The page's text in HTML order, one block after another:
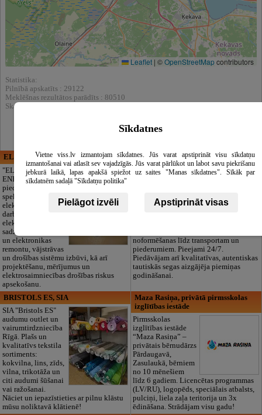
Leaflet | ©OpenStreetMapcontributors
Statistika:
Pilnībā apskatīts : 29122
Meklēšnas rezultātos parādīts : 80510
Skatīt arī katalogā :
ELECTRIC ENERGY
"ELECTRIC
ENERGY Kandava"
piedāvā pilna
spektra
elektromontāžas
darbus,
elektroinstalācijas,
sadzīves tehnikas
un elektronikas
remontu, vājstrāvas
un drošības sistēmu izbūvi, kā arī
projektēšanu, mērījumus un
elektrosaimniecības drošības riskus
apsekošanu.
CĒSU APBEDĪŠANAS
PAKALPOJUMI, SIA
Mēs parūpēsimies
par visu — no
noformēšanas līdz transportam un
piederumiem. Pieejami 24/7.
Piedāvājam arī kvalitatīvas, autentiskas
tautiskās segas aizgājēja piemiņas
godināšanai.
BRISTOLS ES, SIA
SIA "Bristols ES"
audumu outlet un
vairumtirdzniecība
Rīgā. Plašs un
kvalitatīvs tekstila
sortiments:
kokvilna, lins, zīds,
vilna, trikotāža un
citi audumi šūšanai
vai ražošanai.
Nāciet un iepazīstieties ar pilnu klāstu
mūsu noliktavā klātienē!
Maza Rasiņa, privātā pirmsskolas
izglītības iestāde
Pirmsskolas
izglītības iestāde
“Maza Rasiņa” –
privātais bērnudārzs
Pārdaugavā,
Zasulaukā, bērniem
no 10 mēnešiem
līdz 6 gadiem. Licencētas programmas
(LV/RU), logopēds, speciālais atbalsts,
pulciņi, liela zaļa teritorija un 3x
ēdināšana. Strādājam visu gadu!
Sīkdatnes
Vietne viss.lv izmantojam sīkdatnes. Jūs varat apstiprināt visu sīkdatņu
izmantošanai vai atlasīt sev vajadzīgās. Jūs varat pārlūkot un labot savu piekrišanu
jebkurā laikā, lapas apakšā spiežot uz saites "Manas sīkdatnes". Sīkāk par
sīkdatnēm sadaļā "Sīkdatņu politika"
Pielāgot izvēli Apstiprināt visas